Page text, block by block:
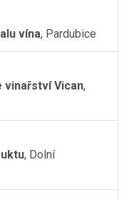
vína, Pardubice
vinařství Vican,
, Dolní